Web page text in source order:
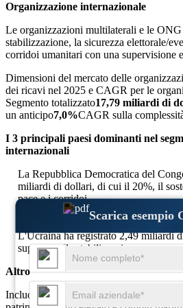
Scarica esempio
Organizzazione internazionale
Le organizzazioni multilaterali e le ONG
stabilizzazione, la sicurezza elettorale/
corridoi umanitari con una supervisione
Dimensioni del mercato delle
dei ricavi nel 2025 e CAGR per le
Segmento totalizzato17,79 miliardi di
un anticipo7,0%CAGR sulla
I 3 principali paesi dominanti nel
internazionali
La Repubblica Democratica del
miliardi di dollari, di cui il 20%, il
pace e i corridoi.
La Somalia ha registrato 2,85
dei convogli e dei siti.
L'Ucraina ha registrato 2,49 miliardi
supporto alla stabilizzazione.
Altro
Include scorte assicurative, sminamento/